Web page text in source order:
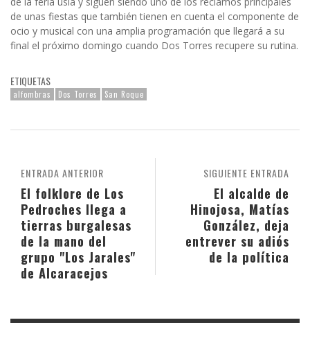
de unas fiestas que también tienen en cuenta el componente de
ocio y musical con una amplia programación que llegará a su
final el próximo domingo cuando Dos Torres recupere su rutina.
ETIQUETAS
alfombras Dos Torres San Roque
SIGUIENTE ENTRADA
El alcalde de
Hinojosa, Matías
González, deja
entrever su adiós
de la política
ENTRADA ANTERIOR
El folklore de Los
Pedroches llega a
tierras burgalesas
de la mano del
grupo "Los Jarales"
de Alcaracejos